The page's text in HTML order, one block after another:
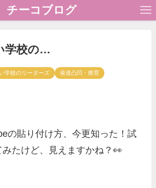
チーコブログ
学校の…
学校のリーダーズ 発達凸凹・療育
の貼り付け方、今更知った！試
みたけど、見えますかね？👀